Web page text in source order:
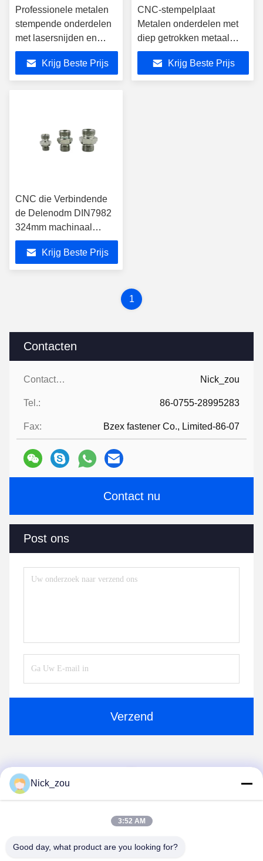
Contacten
Contacten: Nick_zou
Tel.: 86-0755-28995283
Fax: Bzex fastener Co., Limited-86-07
Contact nu
Post ons
Verzend
Professionele metalen
stempende onderdelen
met lasersnijden en
buigen
Krijg Beste Prijs
CNC-stempelplaat
Metalen onderdelen met
diep getrokken metaal
Stempel stempel auto-
onderdelenKrijg Beste Prijs
CNC die Verbindende
de Delenodm DIN7982
324mm machinaal
bewerken van het
Roestvrij
staalbevestigingsmiddel
Krijg Beste Prijs
1
Nick_zou
3:52 AM
Good day, what product are you looking for?